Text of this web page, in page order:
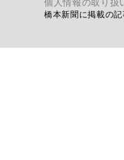
個人情報の取り扱
橋本新聞に掲載の